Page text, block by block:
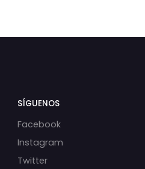
SÍGUENOS
Facebook
Instagram
Twitter